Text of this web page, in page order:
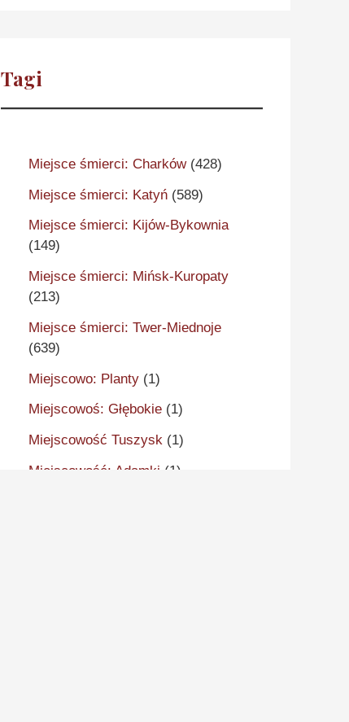
Tagi
Miejsce śmierci: Charków(428)
Miejsce śmierci: Katyń (589)
Miejsce śmierci: Kijów-Bykownia
(149)
Miejsce śmierci: Mińsk-Kuropaty
(213)
Miejsce śmierci: Twer-Miednoje
(639)
Miejscowo: Planty (1)
Miejscowoś: Głębokie (1)
Miejscowość Tuszysk (1)
Miejscowość: Adamki (1)